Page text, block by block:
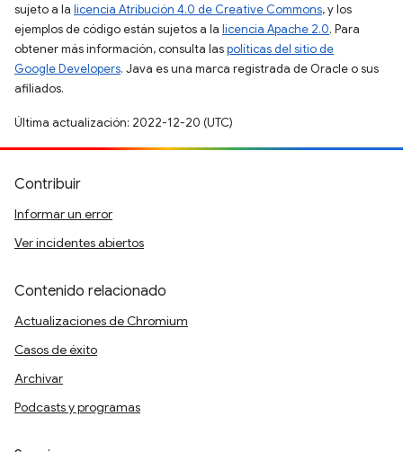
sujeto a la licencia Atribución 4.0 de Creative Commons, y los
ejemplos de código están sujetos a la licencia Apache 2.0. Para
obtener más información, consulta laspolíticas del sitio de
Google Developers. Java es una marca registrada de Oracle o sus
afiliados.
Última actualización: 2022-12-20 (UTC)
Contribuir
Informar un error
Ver incidentes abiertos
Contenido relacionado
Actualizaciones de Chromium
Casos de éxito
Archivar
Podcasts y programas